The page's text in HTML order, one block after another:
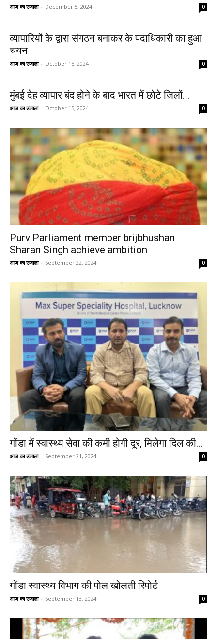
आज का उजाला - December 5, 2024 0
व्यापारियों के द्वारा संगठन बनाकर के पदाधिकारी का हुआ
चयन
आज का उजाला - October 15, 2024 0
मुंबई देह व्यापार बंद होने के बाद भारत में छोटे जिलों...
आज का उजाला - October 15, 2024 0
Purv Parliament member brijbhushan
Sharan Singh achieve ambition
आज का उजाला - September 22, 2024 0
गोंडा में स्वास्थ्य सेवा की कमी होगी दूर, मिलेगा दिल की...
आज का उजाला - September 21, 2024 0
गोंडा स्वास्थ्य विभाग की पोल खोलती रिपोर्ट
आज का उजाला - September 13, 2024 0